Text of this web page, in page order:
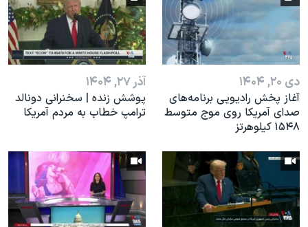
سفر پرزیدنت ترامپ به چین
دی ۲۰, ۱۴۰۴
آغاز پخش رادیویی برنامه‌های
صدای آمریکا روی موج متوسط
۱۵۴۸ کیلوهرتز
آذر ۲۷, ۱۴۰۴
پوشش زنده | سخنرانی دونالد
ترامپ خطاب به مردم آمریکا